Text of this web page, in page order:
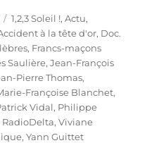
Catégories
1,2,3 Soleil !,Actu,
à la tête d'or, Doc.
, Francs-maçons
Saulière,Jean-François
Pierre Thomas,
Françoise Blanchet,
Vidal, Philippe
RadioDelta,Viviane
,Yann Guittet